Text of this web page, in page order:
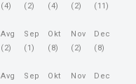
(4)
(2)
(4)
(2)
(11)
Avg
(2)
Sep
(1)
Okt
(8)
Nov
(2)
Dec
(8)
Avg
Sep
Okt
Nov
Dec